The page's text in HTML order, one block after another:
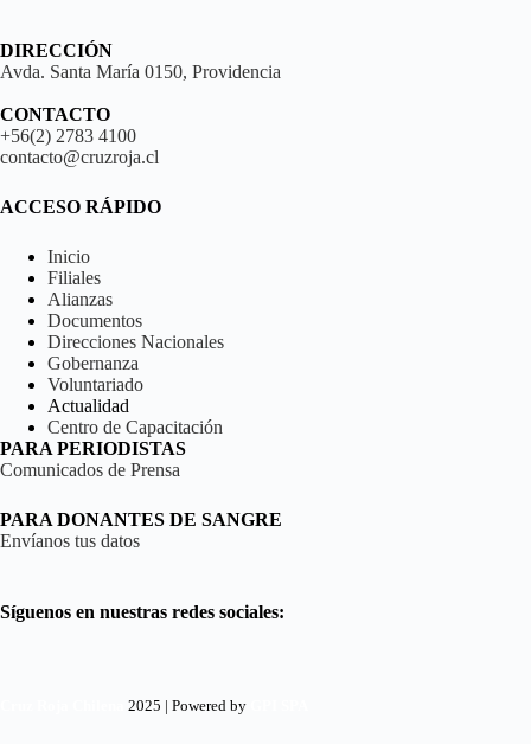
DIRECCIÓN
Avda. Santa María 0150, Providencia
CONTACTO
+56(2) 2783 4100
contacto@cruzroja.cl
ACCESO RÁPIDO
Inicio
Filiales
Alianzas
Documentos
Direcciones Nacionales
Gobernanza
Voluntariado
Actualidad
Centro de Capacitación
PARA PERIODISTAS
Comunicados de Prensa
PARA DONANTES DE SANGRE
Envíanos tus datos
Síguenos en nuestras redes sociales:
2025 | Powered by